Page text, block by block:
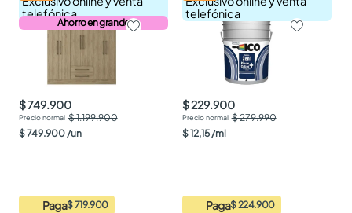
telefónica
Ahorro en grande
$ 749.900
$ 1.199.900
$749.900 /un
Paga$ 719.900
telefónica
$ 229.900
$ 279.990
$12,15 /ml
Paga$ 224.900